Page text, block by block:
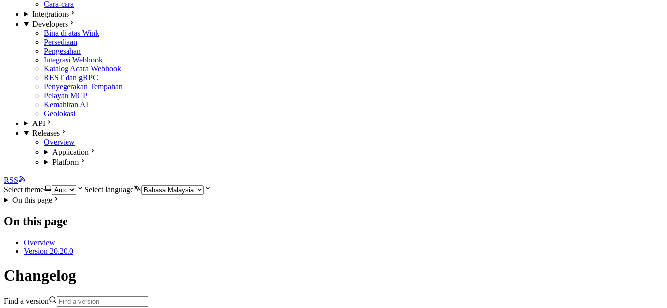
Cara-cara
Integrations
Developers
Bina di atas Wink
Persediaan
Pengesahan
Integrasi Webhook
Katalog Acara Webhook
REST dan gRPC
Penyegerakan Tempahan
Pelayan MCP
Kemahiran AI
Geolokasi
API
Releases
Overview
Application
Platform
RSS
Select theme
Select language
On this page
On this page
Overview
Version 20.20.0
Changelog
Find a version